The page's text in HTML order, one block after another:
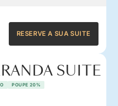
RESERVE A SUA SUITE
SUITE
POUPE 20%